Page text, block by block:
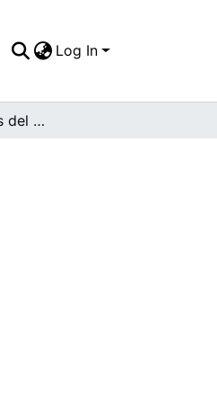
Log In
Equipo de mayores del América.